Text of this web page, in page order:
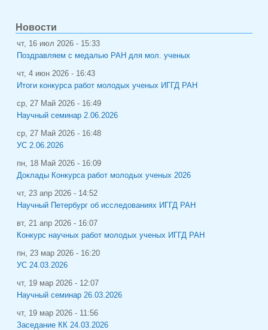
Новости
чт, 16 июл 2026 - 15:33
Поздравляем с медалью РАН для мол. ученых
чт, 4 июн 2026 - 16:43
Итоги конкурса работ молодых ученых ИГГД РАН
ср, 27 Май 2026 - 16:49
Научный семинар 2.06.2026
ср, 27 Май 2026 - 16:48
УС 2.06.2026
пн, 18 Май 2026 - 16:09
Доклады Конкурса работ молодых ученых 2026
чт, 23 апр 2026 - 14:52
Научный Петербург об исследованиях ИГГД РАН
вт, 21 апр 2026 - 16:07
Конкурс научных работ молодых ученых ИГГД РАН
пн, 23 мар 2026 - 16:20
УС 24.03.2026
чт, 19 мар 2026 - 12:07
Научный семинар 26.03.2026
чт, 19 мар 2026 - 11:56
Заседание КК 24.03.2026